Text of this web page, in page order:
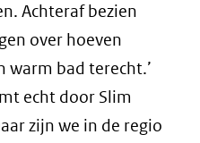
Achteraf bezien
over hoeven
warm bad terecht.’
echt door Slim
zijn we in de regio